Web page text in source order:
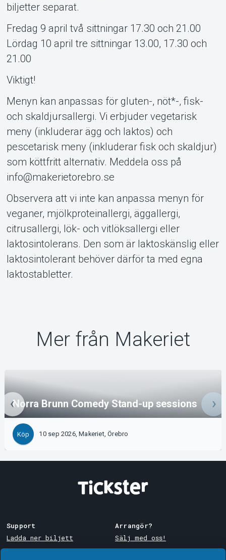
biljetter separat.
Fredag 9 april två sittningar 17.30 och 21.00
Lördag 10 april tre sittningar 13.00, 17.30 och
21.00
Viktigt!
Menyn kan anpassas för gluten-, nöt*-, fisk-
och skaldjursallergi. Vi erbjuder vegetarisk
meny (inkluderar ägg och laktos) och
pescetarisk meny (inkluderar fisk och skaldjur)
som köttfritt alternativ. Meddela oss på
info@makerietorebro.se
Observera att vi inte kan anpassa menyn för
veganer, mjölkproteinallergi, äggallergi,
citrusallergi, lök- och vitlöksallergi eller
laktosintolerans. Den som är laktoskänslig eller
laktosintolerant behöver därför ta med egna
laktostabletter.
Mer från Makeriet
Norra Brunn Comedy Stand-up sessions
Köp 10 sep 2026, Makeriet, Örebro
Support
Ladda ner biljett
Arrangör?
Sälj med oss!